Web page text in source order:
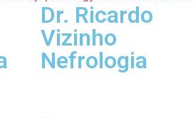
Dr. Ricardo
Vizinho
Nefrologia